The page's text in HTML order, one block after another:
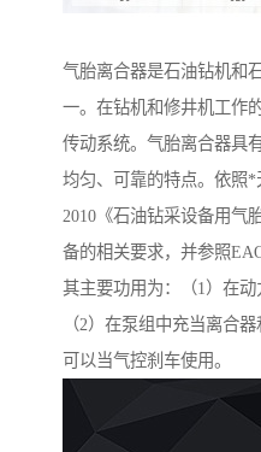
气胎离合器是石油钻机和
一。在钻机和修井机工作
传动系统。气胎离合器具
均匀、可靠的特点。依照*
2010《石油钻采设备用气
备的相关要求，并参照
其主要功用为：（1）在动
（2）在泵组中充当离合
可以当气控刹车使用。